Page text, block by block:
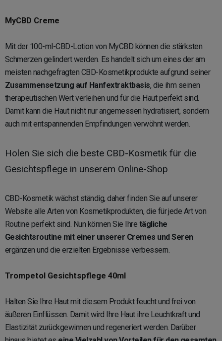
MyCBD Creme
Mit der 100-ml-CBD-Lotion von MyCBD können die stärksten
Schmerzen gelindert werden. Es handelt sich um eines der am
meisten nachgefragten CBD-Kosmetikprodukte aufgrund seiner
Zusammensetzung auf Hanfextraktbasis, die ihm seinen
therapeutischen Wert verleihen und für die Haut perfekt sind.
Damit kann die Haut nicht nur angemessen hydratisiert, sondern
auch mit entspannenden Empfindungen verwöhnt werden.
Holen Sie sich die beste CBD-Kosmetik für die
Gesichtspflege in unserem Online-Shop
CBD-Kosmetik wächst ständig, daher finden Sie auf unserer
Website alle Arten von Kosmetikprodukten, die für jede Art von
Routine perfekt sind. Nun können Sie Ihre tägliche
Gesichtsroutine mit einer unserer Cremes und Seren
ergänzen und die erzielten Ergebnisse verbessern.
Trompetol Gesichtspflege 40ml
Halten Sie Ihre Haut mit diesem Produkt feucht und frei von
äußeren Einflüssen. Damit wird Ihre Haut ihre Leuchtkraft und
Elastizität zurückgewinnen und regeneriert werden. Darüber